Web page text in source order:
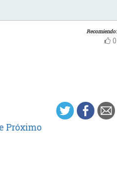
Recomiendo:
0
Próximo